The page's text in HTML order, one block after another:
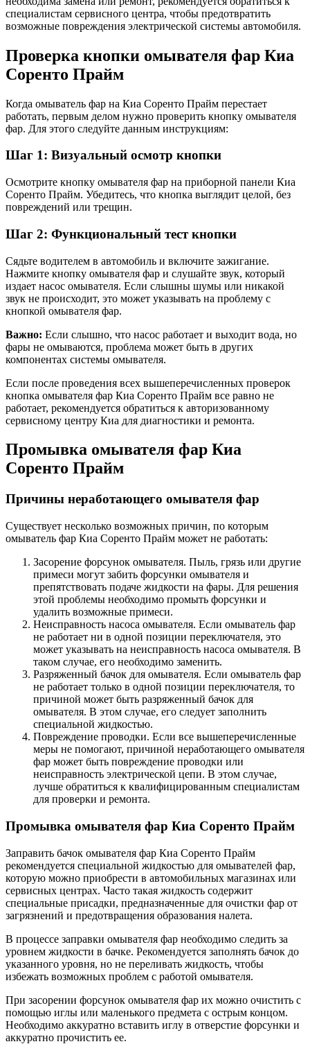
специалистам сервисного центра, чтобы предотвратить
возможные повреждения электрической системы автомобиля.
Проверка кнопки омывателя фар Киа
Соренто Прайм
Когда омыватель фар на Киа Соренто Прайм перестает
работать, первым делом нужно проверить кнопку омывателя
фар. Для этого следуйте данным инструкциям:
Шаг 1: Визуальный осмотр кнопки
Осмотрите кнопку омывателя фар на приборной панели Киа
Соренто Прайм. Убедитесь, что кнопка выглядит целой, без
повреждений или трещин.
Шаг 2: Функциональный тест кнопки
Сядьте водителем в автомобиль и включите зажигание.
Нажмите кнопку омывателя фар и слушайте звук, который
издает насос омывателя. Если слышны шумы или никакой
звук не происходит, это может указывать на проблему с
кнопкой омывателя фар.
Важно: Если слышно, что насос работает и выходит вода, но
фары не омываются, проблема может быть в других
компонентах системы омывателя.
Если после проведения всех вышеперечисленных проверок
кнопка омывателя фар Киа Соренто Прайм все равно не
работает, рекомендуется обратиться к авторизованному
сервисному центру Киа для диагностики и ремонта.
Промывка омывателя фар Киа
Соренто Прайм
Причины неработающего омывателя фар
Существует несколько возможных причин, по которым
омыватель фар Киа Соренто Прайм может не работать:
Засорение форсунок омывателя. Пыль, грязь или другие
примеси могут забить форсунки омывателя и
препятствовать подаче жидкости на фары. Для решения
этой проблемы необходимо промыть форсунки и
удалить возможные примеси.
Неисправность насоса омывателя. Если омыватель фар
не работает ни в одной позиции переключателя, это
может указывать на неисправность насоса омывателя. В
таком случае, его необходимо заменить.
Разряженный бачок для омывателя. Если омыватель фар
не работает только в одной позиции переключателя, то
причиной может быть разряженный бачок для
омывателя. В этом случае, его следует заполнить
специальной жидкостью.
Повреждение проводки. Если все вышеперечисленные
меры не помогают, причиной неработающего омывателя
фар может быть повреждение проводки или
неисправность электрической цепи. В этом случае,
лучше обратиться к квалифицированным специалистам
для проверки и ремонта.
Промывка омывателя фар Киа Соренто Прайм
Заправить бачок омывателя фар Киа Соренто Прайм
рекомендуется специальной жидкостью для омывателей фар,
которую можно приобрести в автомобильных магазинах или
сервисных центрах. Часто такая жидкость содержит
специальные присадки, предназначенные для очистки фар от
загрязнений и предотвращения образования налета.
В процессе заправки омывателя фар необходимо следить за
уровнем жидкости в бачке. Рекомендуется заполнять бачок до
указанного уровня, но не переливать жидкость, чтобы
избежать возможных проблем с работой омывателя.
При засорении форсунок омывателя фар их можно очистить с
помощью иглы или маленького предмета с острым концом.
Необходимо аккуратно вставить иглу в отверстие форсунки и
аккуратно прочистить ее.